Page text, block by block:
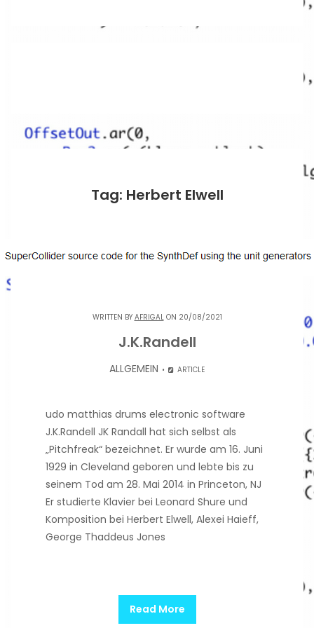
Tag: Herbert Elwell
WRITTEN BY AFRIGALON 20/08/2021
J.K.Randell
ALLGEMEIN ARTICLE
udo matthias drums electronic software
J.K.Randell JK Randall hat sich selbst als
„Pitchfreak“ bezeichnet. Er wurde am 16. Juni
1929 in Cleveland geboren und lebte bis zu
seinem Tod am 28. Mai 2014 in Princeton, NJ
Er studierte Klavier bei Leonard Shure und
Komposition bei Herbert Elwell, Alexei Haieff,
George Thaddeus Jones
Read More